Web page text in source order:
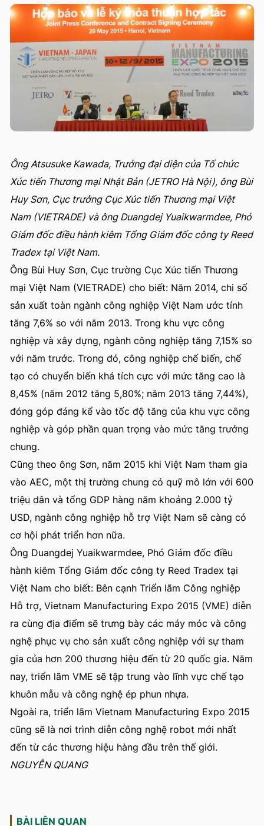
Ông Atsusuke Kawada, Trưởng đại diện của Tố chức
Xúc tiến Thương mại Nhật Bản (JETRO Hà Nội), ông Bùi
Huy Sơn, Cục trưởng Cục Xúc tiến Thương mại Việt
Nam (VIETRADE) và ông Duangdej Yuaikwarmdee, Phó
Giám đốc điều hành kiêm Tổng Giám đốc công ty Reed
Tradex tại Việt Nam.
Ông Bùi Huy Sơn, Cục trường Cục Xúc tiến Thương
mại Việt Nam (VIETRADE) cho biết: Năm 2014, chi số
sản xuất toàn ngành công nghiệp Việt Nam ước tính
tăng 7,6% so với năm 2013. Trong khu vực công
nghiệp và xây dựng, ngành công nghiệp tăng 7,15% so
với năm trước. Trong đó, công nghiệp chế biến, chế
tạo có chuyển biến khá tích cực với mức tăng cao là
8,45% (năm 2012 tăng 5,80%; năm 2013 tăng 7,44%),
đóng góp đáng kể vào tốc độ tăng của khu vực công
nghiệp và góp phần quan trọng vào mức tăng trưởng
chung.
Cũng theo ông Sơn, năm 2015 khi Việt Nam tham gia
vào AEC, một thị trường chung có quỹ mô lớn với 600
triệu dân và tổng GDP hàng năm khoảng 2.000 tỷ
USD, ngành công nghiệp hỗ trợ Việt Nam sẽ càng có
cơ hội phát triển hơn nữa.
Ông Duangdej Yuaikwarmdee, Phó Giám đốc điều
hành kiêm Tổng Giám đốc công ty Reed Tradex tại
Việt Nam cho biết: Bên cạnh Triển lãm Công nghiệp
Hỗ trợ, Vietnam Manufacturing Expo 2015 (VME) diễn
ra cùng địa điểm sẽ trưng bày các máy móc và công
nghệ phục vụ cho sản xuất công nghiệp với sự tham
gia của hơn 200 thương hiệu đến từ 20 quốc gia. Năm
nay, triển lãm VME sẽ tập trung vào lĩnh vực chế tạo
khuôn mẫu và công nghệ ép phun nhựa.
Ngoài ra, triển lãm Vietnam Manufacturing Expo 2015
cũng sẽ là nơi trình diễn công nghệ robot mới nhất
đến từ các thương hiệu hàng đầu trên thế giới.
NGUYỄN QUANG
BÀI LIÊN QUAN